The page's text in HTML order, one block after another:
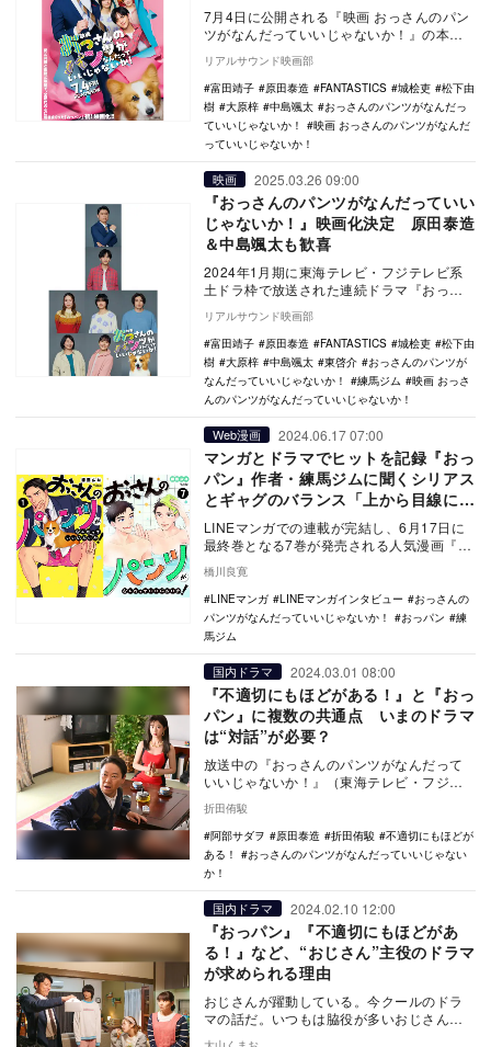
7月4日に公開される『映画 おっさんのパン
ツがなんだっていいじゃないか！』の本ポ
スターが公開され、あわせてスペシャルド
ラマの放送…
リアルサウンド映画部
富田靖子
原田泰造 FANTASTICS 城桧吏
松下由
樹
大原梓 中島颯太
おっさんのパンツがなんだっ
ていいじゃないか！
映画 おっさんのパンツがなんだ
っていいじゃないか！
映画 2025.03.26 09:00
『おっさんのパンツがなんだっていい
じゃないか！』映画化決定 原田泰造
＆中島颯太も歓喜
2024年1月期に東海テレビ・フジテレビ系
土ドラ枠で放送された連続ドラマ『おっさ
んのパンツがなんだっていいじゃない
か！』の映画化…
リアルサウンド映画部
富田靖子
原田泰造 FANTASTICS 城桧吏
松下由
樹
大原梓 中島颯太 東啓介
おっさんのパンツが
なんだっていいじゃないか！
練馬ジム
映画 おっさ
んのパンツがなんだっていいじゃないか！
Web漫画 2024.06.17 07:00
マンガとドラマでヒットを記録『おっ
パン』作者・練馬ジムに聞くシリアス
とギャグのバランス「上から目線には
したくなかった」
LINEマンガでの連載が完結し、6月17日に
最終巻となる7巻が発売される人気漫画『お
っさんのパンツがなんだっていいじゃない
か！』…
橋川良寛
LINEマンガ
LINEマンガインタビュー
おっさんの
パンツがなんだっていいじゃないか！
おっパン
練
馬ジム
国内ドラマ 2024.03.01 08:00
『不適切にもほどがある！』と『おっ
パン』に複数の共通点 いまのドラマ
は“対話”が必要？
放送中の『おっさんのパンツがなんだって
いいじゃないか！』（東海テレビ・フジテ
（TBS系）には…
折田侑駿
阿部サダヲ
原田泰造 折田侑駿
不適切にもほどが
ある！
おっさんのパンツがなんだっていいじゃない
か！
国内ドラマ 2024.02.10 12:00
『おっパン』『不適切にもほどがあ
る！』など、“おじさん”主役のドラマ
が求められる理由
おじさんが躍動している。今クールのドラ
マの話だ。いつもは脇役が多いおじさんた